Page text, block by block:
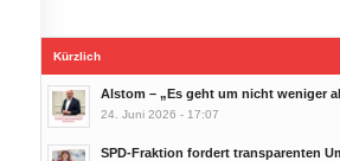
Kürzlich
Alstom – „Es geht um nicht weniger
24. Juni 2026 - 17:07
SPD-Fraktion fordert transparenten